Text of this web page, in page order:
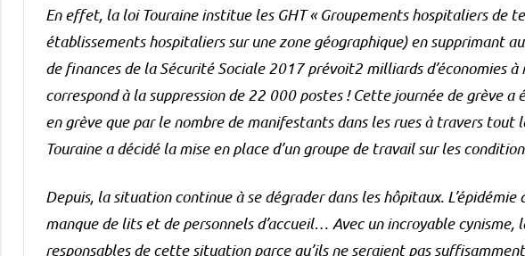
En effet, la loi Touraine institue les GHT « Groupements hospitaliers de
établissements hospitaliers sur une zone géographique) en supprimant
de finances de la Sécurité Sociale 2017 prévoit2 milliards d’économies
correspond à la suppression de 22 000 postes ! Cette journée de grève a
en grève que par le nombre de manifestants dans les rues à travers tout
Touraine a décidé la mise en place d’un groupe de travail sur les
Depuis, la situation continue à se dégrader dans les hôpitaux. L’épidémie
manque de lits et de personnels d’accueil… Avec un incroyable cynisme,
responsables de cette situation parce qu’ils ne seraient pas